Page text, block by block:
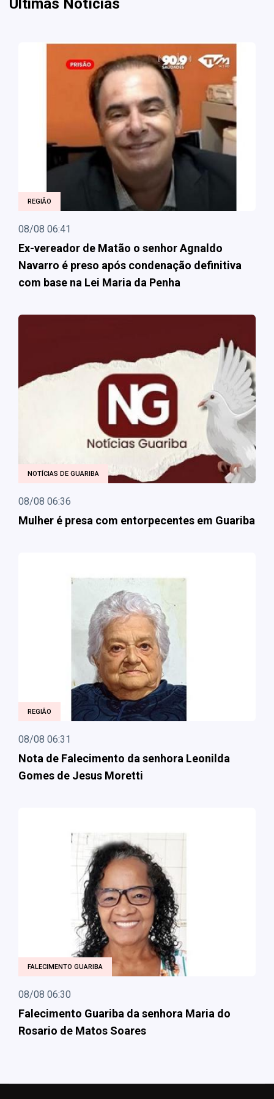
Últimas Notícias
REGIÃO
08/08 06:41
Ex-vereador de Matão o senhor Agnaldo
Navarro é preso após condenação definitiva
com base na Lei Maria da Penha
NOTÍCIAS DE GUARIBA
08/08 06:36
Mulher é presa com entorpecentes em Guariba
REGIÃO
08/08 06:31
Nota de Falecimento da senhora Leonilda
Gomes de Jesus Moretti
FALECIMENTO GUARIBA
08/08 06:30
Falecimento Guariba da senhora Maria do
Rosario de Matos Soares